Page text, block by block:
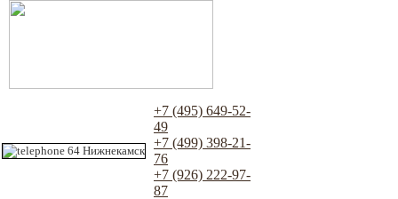
+7 (495) 649-52-
49
+7 (499) 398-21-
76
+7 (926) 222-97-
87